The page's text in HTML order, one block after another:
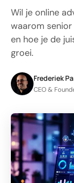
SEO
GEO
CRO
LinkedIn
Shopify e-
Webshop
WhatsApp
Beheer &
Wil je online
waarom
en hoe je de
groei.
Frederiek
CEO &